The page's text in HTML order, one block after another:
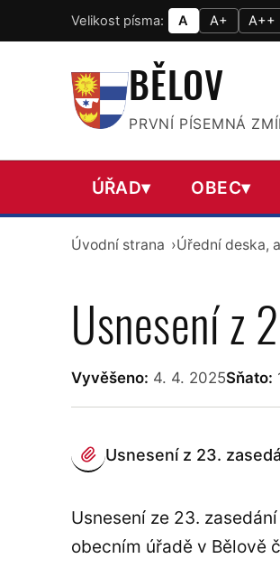
Velikost písma: A A+ A++
BĚLOV
PRVNÍ PÍSEMNÁ
ÚŘAD▾ OBEC▾
Úvodní strana Úřední deska,
Usnesení z
Vyvěšeno: 4. 4. 2025Sňato:
Usnesení z 23.
(otevře se v novém
Usnesení ze 23.
obecním úřadě v Bělově